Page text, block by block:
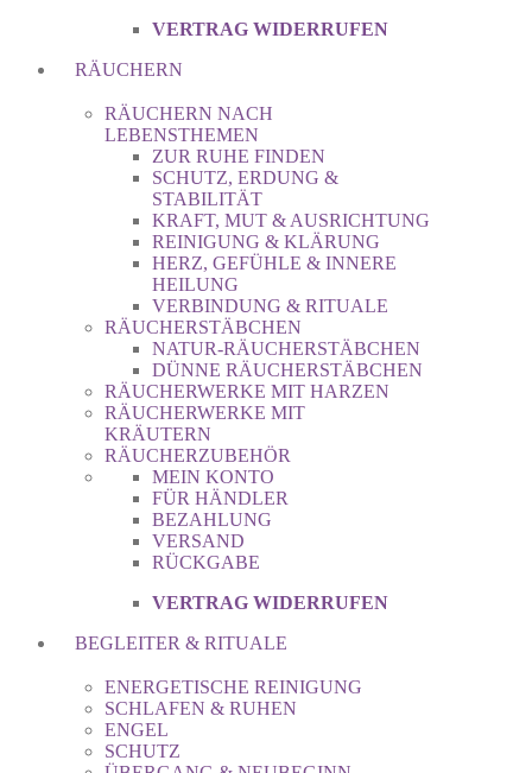
VERTRAG WIDERRUFEN
RÄUCHERN
RÄUCHERN NACH
LEBENSTHEMEN
ZUR RUHE FINDEN
SCHUTZ, ERDUNG &
STABILITÄT
KRAFT, MUT & AUSRICHTUNG
REINIGUNG & KLÄRUNG
HERZ, GEFÜHLE & INNERE
HEILUNG
VERBINDUNG & RITUALE
RÄUCHERSTÄBCHEN
NATUR-RÄUCHERSTÄBCHEN
DÜNNE RÄUCHERSTÄBCHEN
RÄUCHERWERKE MIT HARZEN
RÄUCHERWERKE MIT
KRÄUTERN
RÄUCHERZUBEHÖR
MEIN KONTO
FÜR HÄNDLER
BEZAHLUNG
VERSAND
RÜCKGABE
VERTRAG WIDERRUFEN
BEGLEITER & RITUALE
ENERGETISCHE REINIGUNG
SCHLAFEN & RUHEN
ENGEL
SCHUTZ